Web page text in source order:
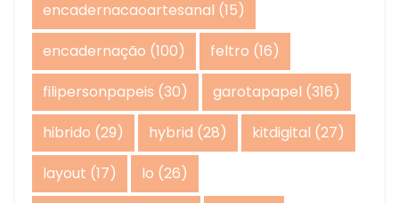
encadernacaoartesanal (15)
encadernação (100) feltro (16)
filipersonpapeis (30) garotapapel (316)
hibrido (29) hybrid (28) kitdigital (27)
layout (17) lo (26)